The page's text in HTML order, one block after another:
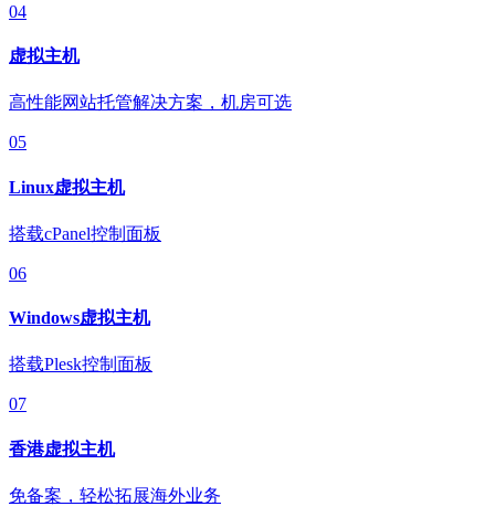
04
虚拟主机
高性能网站托管解决方案，机房可选
05
Linux虚拟主机
搭载cPanel控制面板
06
Windows虚拟主机
搭载Plesk控制面板
07
香港虚拟主机
免备案，轻松拓展海外业务